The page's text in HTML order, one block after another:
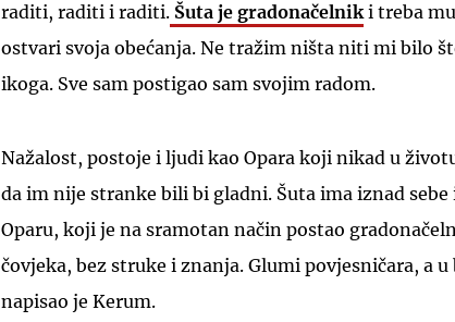
raditi, raditi i raditi. Šuta je gradonačelniki treba
ostvari svoja obećanja. Ne tražim ništa niti mi bilo
ikoga. Sve sam postigao sam svojim radom.
Nažalost, postoje i ljudi kao Opara koji nikad u
da im nije stranke bili bi gladni. Šuta ima iznad
Oparu, koji je na sramotan način postao
čovjeka, bez struke i znanja. Glumi povjesničara, a
napisao je Kerum.